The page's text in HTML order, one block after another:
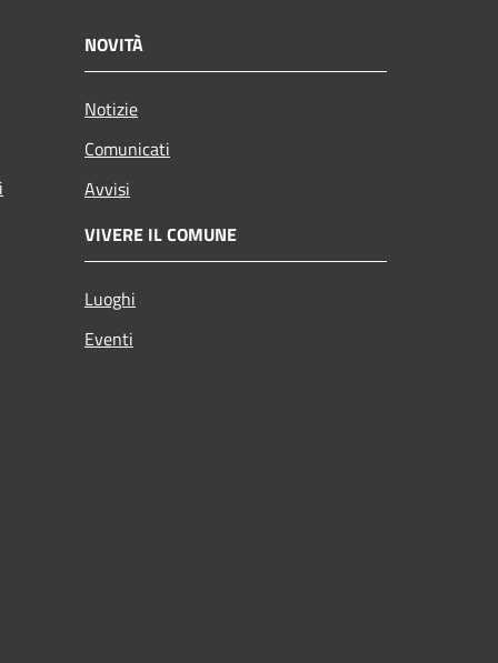
NOVITÀ
Notizie
Comunicati
Avvisi
VIVERE IL COMUNE
Luoghi
Eventi